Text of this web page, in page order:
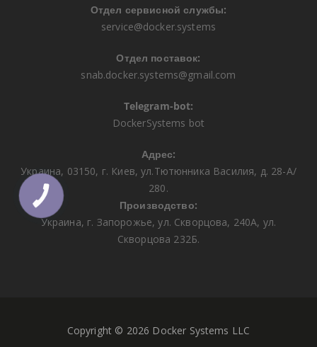
Отдел сервисной службы:
service@docker.systems
Отдел поставок:
snab.docker.systems@gmail.com
Telegram-bot:
DockerSystems bot
Адрес:
Украина, 03150, г. Киев, ул.Тютюнника Василия, д. 28-А/
280.
Производство:
Украина, г. Запорожье, ул. Скворцова, 240А, ул.
Скворцова 232Б.
Copyright © 2026 Docker Systems LLC
КНОПКА
ЗВ'ЯЗКУ